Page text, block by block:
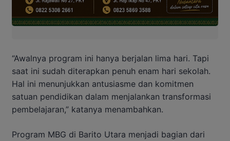
“Awalnya program ini hanya berjalan lima hari. Tapi
saat ini sudah diterapkan penuh enam hari sekolah.
Hal ini menunjukkan antusiasme dan komitmen
satuan pendidikan dalam menjalankan transformasi
pembelajaran,” katanya menambahkan.
Program MBG di Barito Utara menjadi bagian dari